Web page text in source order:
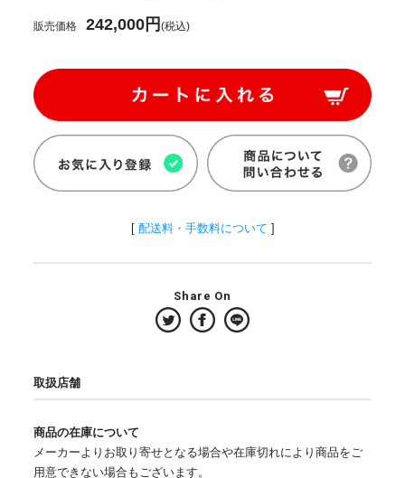
販売価格 242,000円(税込)
[ 配送料・手数料について ]
Share On
取扱店舗
商品の在庫について
メーカーよりお取り寄せとなる場合や在庫切れにより商品をご
用意できない場合もございます。